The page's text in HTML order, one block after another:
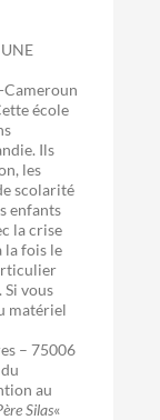
Cameroun
école
Ils
les
scolarité
enfants
la crise
la fois le
vous
matériel
– 75006
au
Silas«